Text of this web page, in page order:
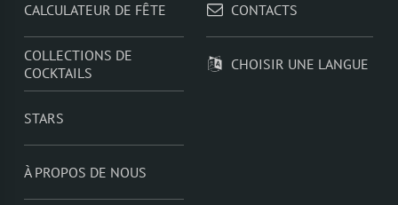
CALCULATEUR DE FÊTE
COLLECTIONS DE
COCKTAILS
STARS
À PROPOS DE NOUS
CONTACTS
CHOISIR UNE LANGUE